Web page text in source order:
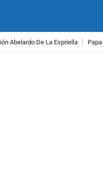
Abelardo De La Espriella